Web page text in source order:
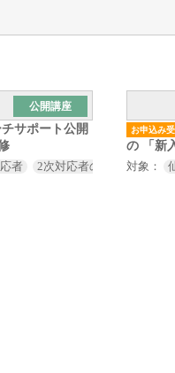
公開講座
サポート公開
者 2次対応者の皆様
お申込み
の 「新
社会人
対象：